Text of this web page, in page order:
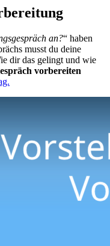
an?“ haben
musst du deine
dir das gelingt und wie
vorbereiten